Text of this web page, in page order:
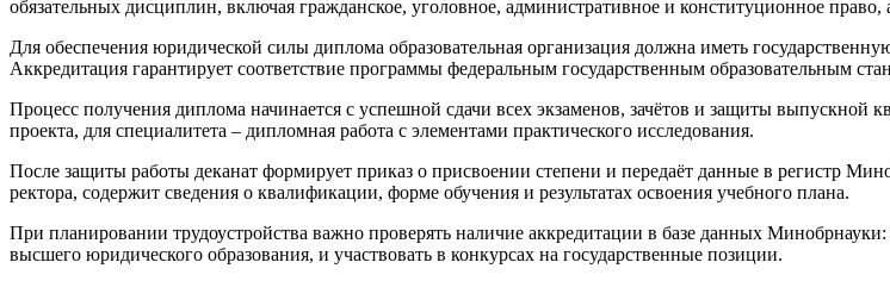
обязательных дисциплин, включая гражданское, уголовное, административное и конституционное
Для обеспечения юридической силы диплома образовательная организация должна иметь
Аккредитация гарантирует соответствие программы федеральным государственным образовательным
Процесс получения диплома начинается с успешной сдачи всех экзаменов, зачётов и защиты
проекта, для специалитета – дипломная работа с элементами практического исследования.
После защиты работы деканат формирует приказ о присвоении степени и передаёт данные в регистр
ректора, содержит сведения о квалификации, форме обучения и результатах освоения учебного плана.
При планировании трудоустройства важно проверять наличие аккредитации в базе данных
высшего юридического образования, и участвовать в конкурсах на государственные позиции.